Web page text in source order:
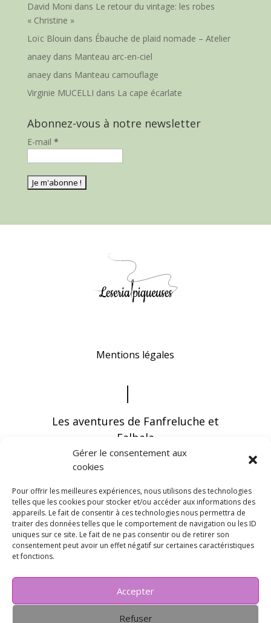
Gérer le consentement aux
cookies
Pour offrir les meilleures expériences, nous utilisons des technologies
telles que les cookies pour stocker et/ou accéder aux informations des
appareils. Le fait de consentir à ces technologies nous permettra de
traiter des données telles que le comportement de navigation ou les ID
uniques sur ce site. Le fait de ne pas consentir ou de retirer son
consentement peut avoir un effet négatif sur certaines caractéristiques
et fonctions.
Accepter
Refuser
David Moni dans Le retour du vintage: les robes
« Christine »
Loïc Blouin dans Ébauche de plaid nomade – Atelier
anaeydans Manteau arc-en-ciel
anaeydans Manteau camouflage
Virginie MUCELLI dans La cape écarlate
Abonnez-vous à notre newsletter
E-mail *
Mentions légales
Les aventures de Fanfreluche et
Falbala
Vous pouvez recevoir les dernières infos en
vous abonnant à notre newsletter